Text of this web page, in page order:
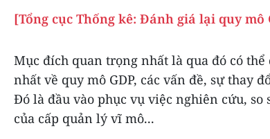
[Tổng cục Thống kê: Đánh giá lại quy mô
Mục đích quan trọng nhất là qua đó có
nhất về quy mô GDP, các vấn đề, sự thay
Đó là đầu vào phục vụ việc nghiên cứu,
của cấp quản lý vĩ mô...